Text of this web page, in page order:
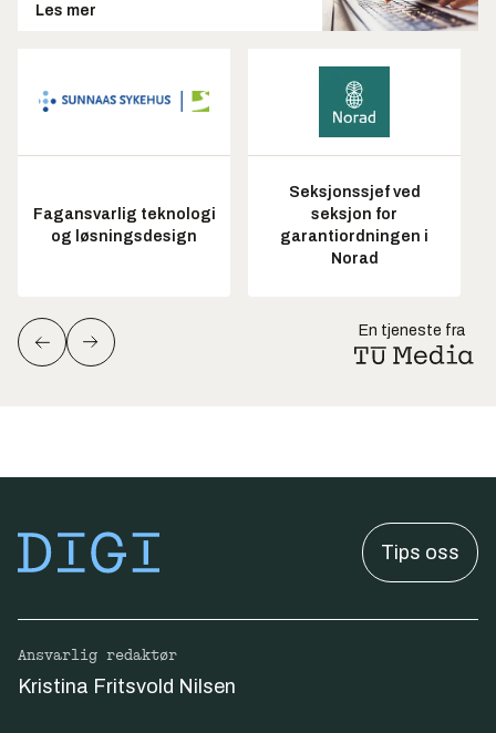
Les mer
Fagansvarlig teknologi
og løsningsdesign
Seksjonssjef ved
seksjon for
garantiordningen i
Norad
En tjeneste fra
Tips oss
Ansvarlig redaktør
Kristina Fritsvold Nilsen